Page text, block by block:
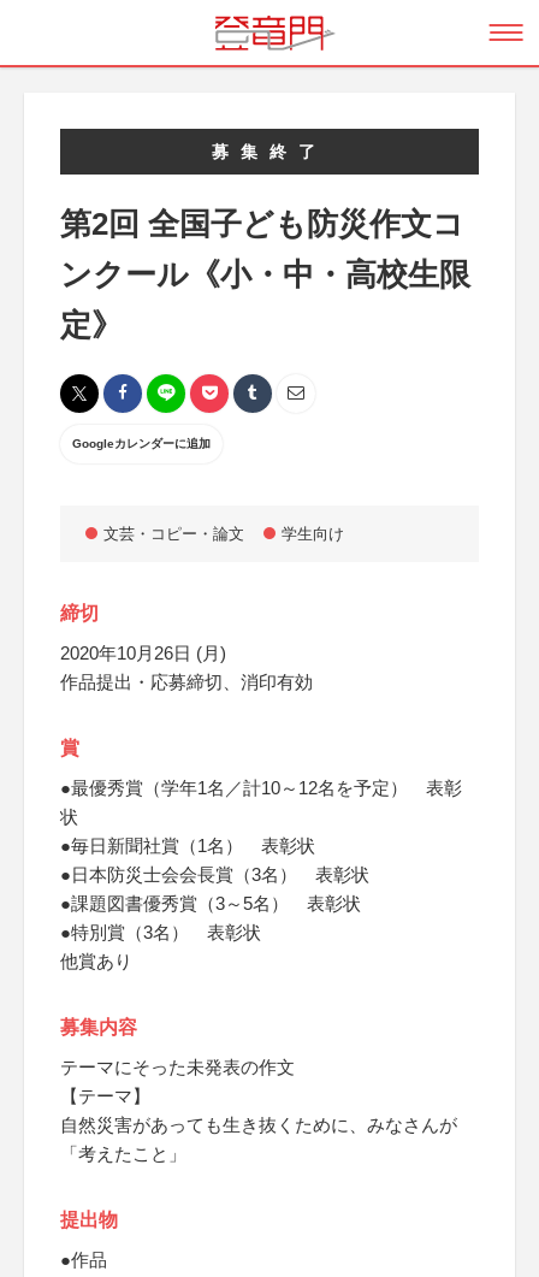
募集終了
第2回 全国子ども防災作文コ
ンクール《小・中・高校生限
定》
Googleカレンダーに追加
文芸・コピー・論文 学生向け
締切
2020年10月26日 (月)
作品提出・応募締切、消印有効
賞
●最優秀賞（学年1名／計10～12名を予定） 表彰
状
●毎日新聞社賞（1名） 表彰状
●日本防災士会会長賞（3名） 表彰状
●課題図書優秀賞（3～5名） 表彰状
●特別賞（3名） 表彰状
他賞あり
募集内容
テーマにそった未発表の作文
【テーマ】
自然災害があっても生き抜くために、みなさんが
「考えたこと」
提出物
●作品